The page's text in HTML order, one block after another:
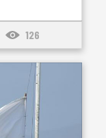
126